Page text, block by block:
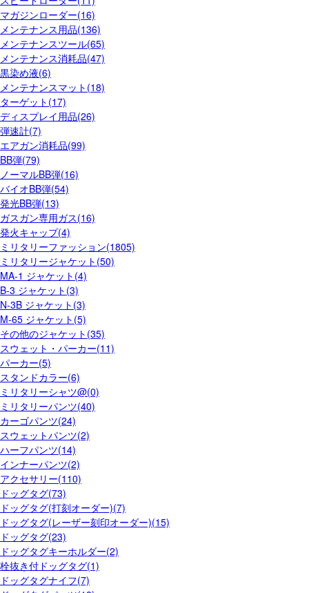
マガジンローダー(16)
メンテナンス用品(136)
メンテナンスツール(65)
メンテナンス消耗品(47)
黒染め液(6)
メンテナンスマット(18)
ターゲット(17)
ディスプレイ用品(26)
弾速計(7)
エアガン消耗品(99)
BB弾(79)
ノーマルBB弾(16)
バイオBB弾(54)
発光BB弾(13)
ガスガン専用ガス(16)
発火キャップ(4)
ミリタリーファッション(1805)
ミリタリージャケット(50)
MA-1 ジャケット(4)
B-3 ジャケット(3)
N-3B ジャケット(3)
M-65 ジャケット(5)
その他のジャケット(35)
スウェット・パーカー(11)
パーカー(5)
スタンドカラー(6)
ミリタリーシャツ@(0)
ミリタリーパンツ(40)
カーゴパンツ(24)
スウェットパンツ(2)
ハーフパンツ(14)
インナーパンツ(2)
アクセサリー(110)
ドッグタグ(73)
ドッグタグ(打刻オーダー)(7)
ドッグタグ(レーザー刻印オーダー)(15)
ドッグタグ(23)
ドッグタグキーホルダー(2)
栓抜き付ドッグタグ(1)
ドッグタグナイフ(7)